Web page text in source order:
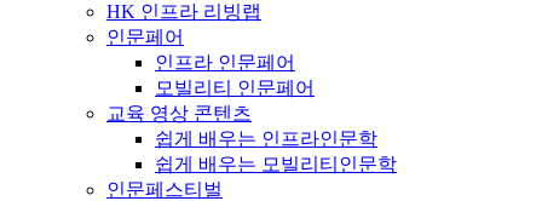
HK 인프라 리빙랩
인문페어
인프라 인문페어
모빌리티 인문페어
교육 영상 콘텐츠
쉽게 배우는 인프라인문학
쉽게 배우는 모빌리티인문학
인문페스티벌